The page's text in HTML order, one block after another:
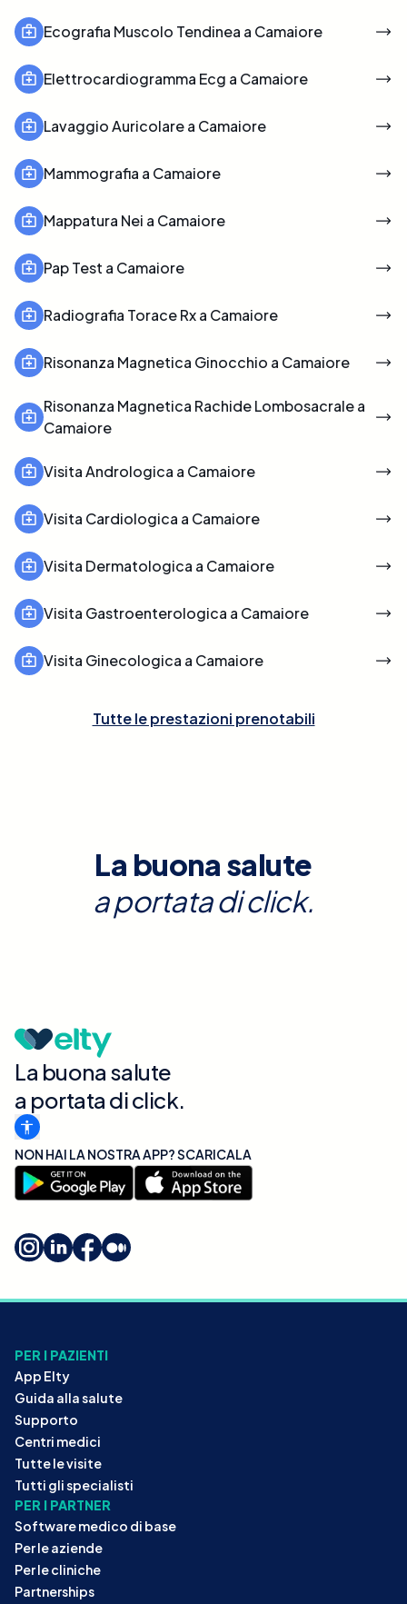
Ecografia Muscolo Tendinea a Camaiore
Elettrocardiogramma Ecg a Camaiore
Lavaggio Auricolare a Camaiore
Mammografia a Camaiore
Mappatura Nei a Camaiore
Pap Test a Camaiore
Radiografia Torace Rx a Camaiore
Risonanza Magnetica Ginocchio a Camaiore
Risonanza Magnetica Rachide Lombosacrale a
Camaiore
Visita Andrologica a Camaiore
Visita Cardiologica a Camaiore
Visita Dermatologica a Camaiore
Visita Gastroenterologica a Camaiore
Visita Ginecologica a Camaiore
Tutte le prestazioni prenotabili
La buona salute
a portata di click.
La buona salute
a portata di click.
NON HAI LA NOSTRA APP? SCARICALA
PER I PAZIENTI
App Elty
Guida alla salute
Supporto
Centri medici
Tutte le visite
Tutti gli specialisti
PER I PARTNER
Software medico di base
Per le aziende
Per le cliniche
Partnerships